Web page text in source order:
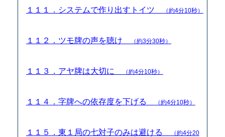
１１１．システムで作り出すトイツ （約4分10秒）
１１２．ツモ牌の声を聴け （約3分30秒）
１１３．アヤ牌は大切に （約4分10秒）
１１４．字牌への依存度を下げる （約4分10秒）
１１５．東１局の七対子のみは避ける
（約4分20